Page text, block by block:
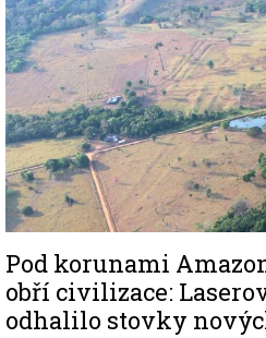
Pod korunami
obří civilizace:
odhalilo stovky